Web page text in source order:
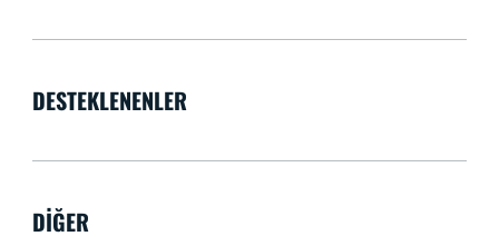
DESTEKLENENLER
DIĞER